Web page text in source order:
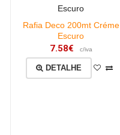
Rafia Deco 200mt Créme
Escuro
7.58€ c/iva
DETALHE